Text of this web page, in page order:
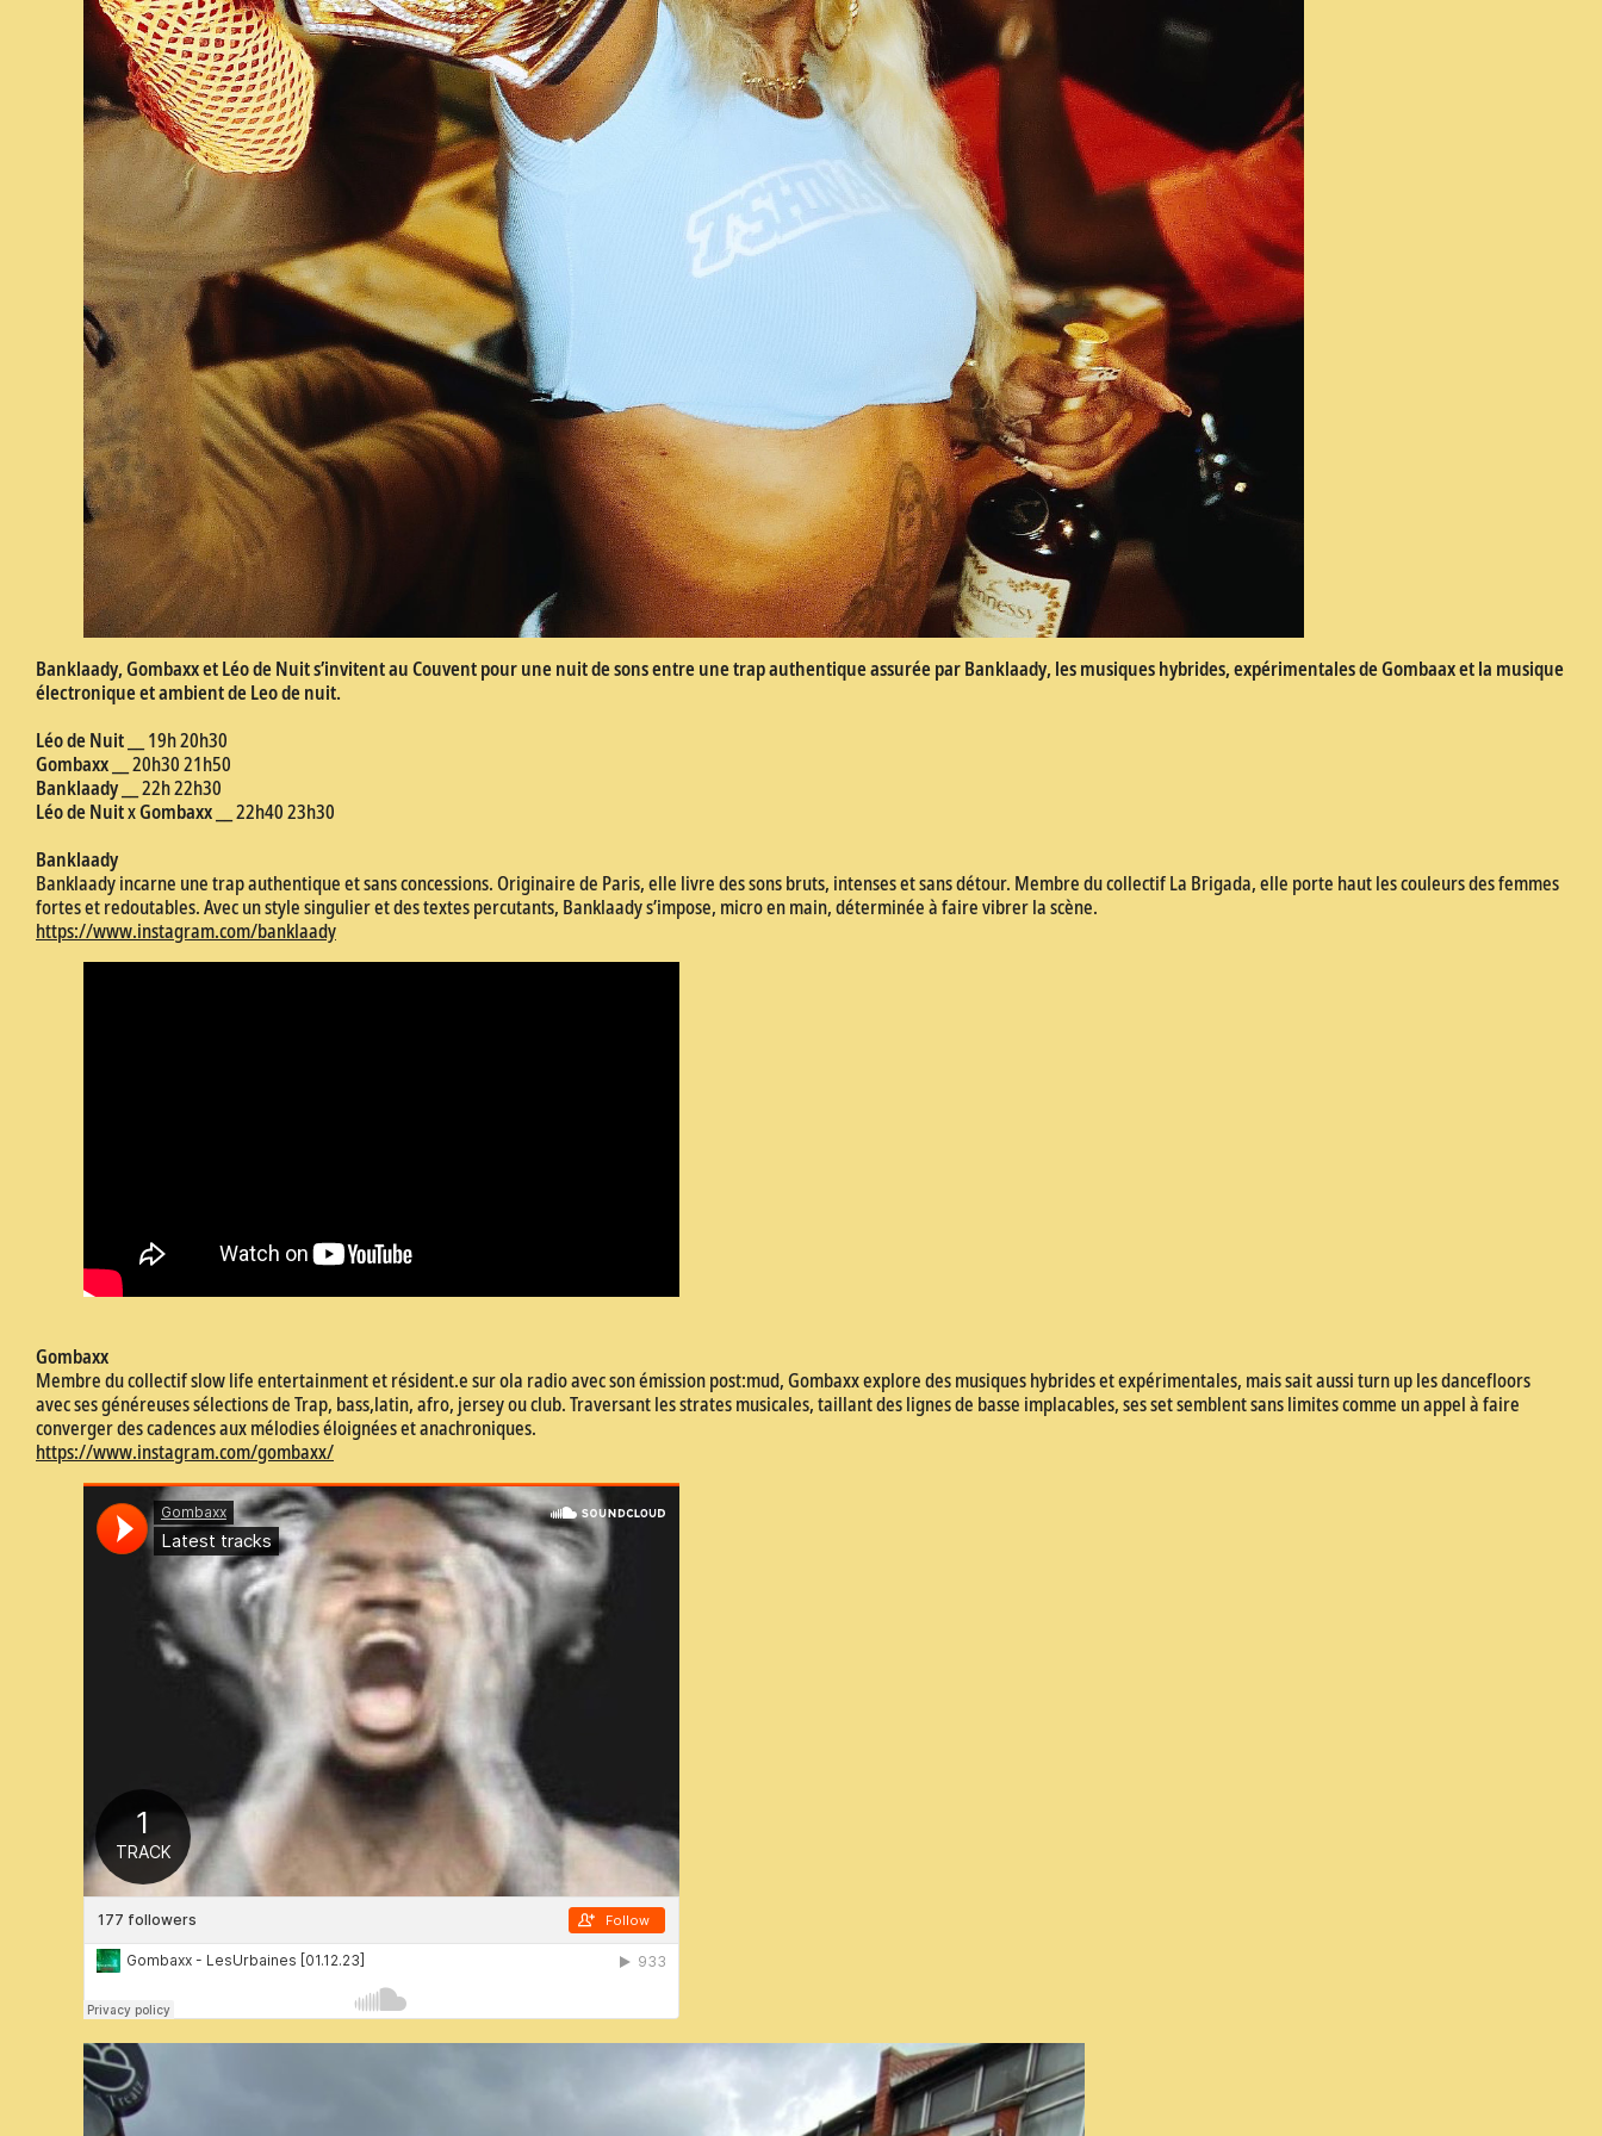
Banklaady, Gombaxx et Léo de Nuit s’invitent au Couvent pour une nuit de sons entre une trap authentique assurée par Banklaady, les musiques hybrides, expérimentales de Gombaax et la musique
électronique et ambient de Leo de nuit.
Léo de Nuit __ 19h 20h30
Gombaxx __ 20h30 21h50
Banklaady __ 22h 22h30
Léo de NuitxGombaxx __ 22h40 23h30
Banklaady
Banklaady incarne une trap authentique et sans concessions. Originaire de Paris, elle livre des sons bruts, intenses et sans détour. Membre du collectif La Brigada, elle porte haut les couleurs des femmes
fortes et redoutables. Avec un style singulier et des textes percutants, Banklaady s’impose, micro en main, déterminée à faire vibrer la scène.
https://www.instagram.com/banklaady
Gombaxx
Membre du collectif slow life entertainment et résident.e sur ola radio avec son émission post:mud, Gombaxx explore des musiques hybrides et expérimentales, mais sait aussi turn up les dancefloors
avec ses généreuses sélections de Trap, bass,latin, afro, jersey ou club. Traversant les strates musicales, taillant des lignes de basse implacables, ses set semblent sans limites comme un appel à faire
converger des cadences aux mélodies éloignées et anachroniques.
https://www.instagram.com/gombaxx/